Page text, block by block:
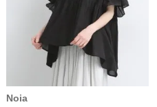
Noia